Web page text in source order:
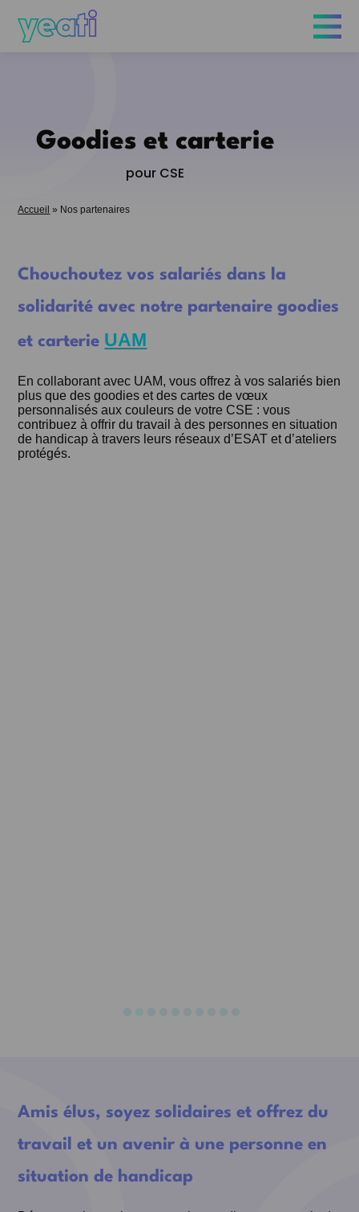
Goodies et carterie
pour CSE
Accueil » Nos partenaires
Chouchoutez vos salariés dans la
solidarité avec notre partenaire goodies
et carterie UAM
En collaborant avec UAM, vous offrez à vos salariés bien
plus que des goodies et des cartes de vœux
personnalisés aux couleurs de votre CSE : vous
contribuez à offrir du travail à des personnes en situation
de handicap à travers leurs réseaux d’ESAT et d’ateliers
protégés.
Amis élus, soyez solidaires et offrez du
travail et un avenir à une personne en
situation de handicap